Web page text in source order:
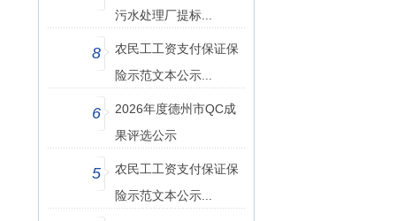
污水处理厂提标...
8
农民工工资支付保证保
险示范文本公示...
6
2026年度德州市QC成
果评选公示
5
农民工工资支付保证保
险示范文本公示...